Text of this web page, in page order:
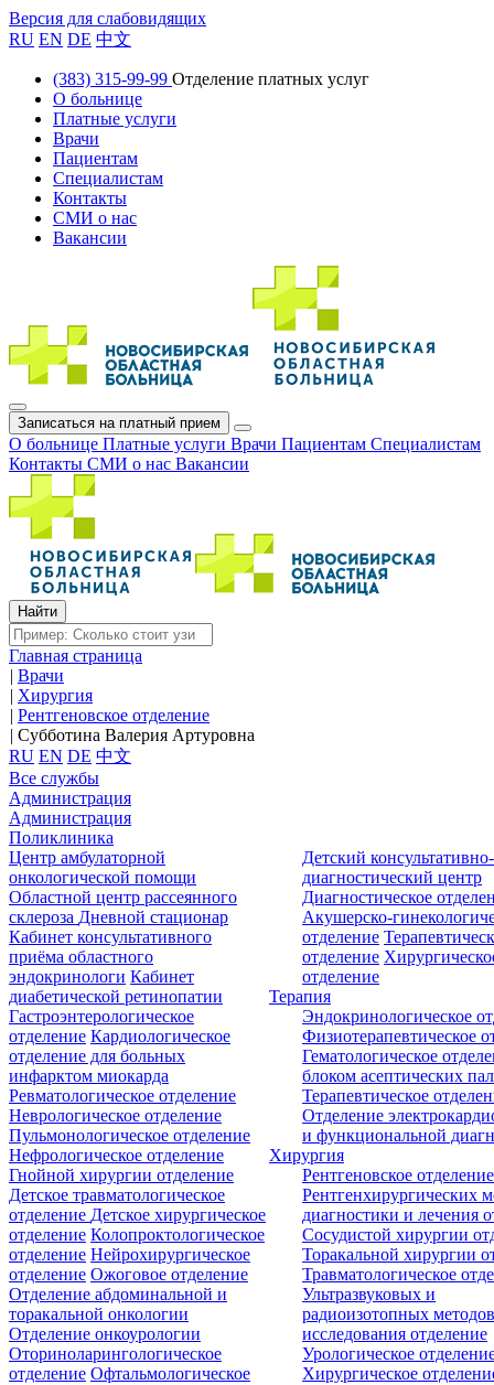
Версия для слабовидящих
RU EN DE 中文
(383) 315-99-99 Отделение платных услуг
О больнице
Платные услуги
Врачи
Пациентам
Специалистам
Контакты
СМИ о нас
Вакансии
Записаться на платный прием
О больнице Платные услуги Врачи Пациентам Специалистам
Контакты СМИ о нас Вакансии
Главная страница
| Врачи
| Хирургия
| Рентгеновское отделение
| Субботина Валерия Артуровна
RU EN DE 中文
Все службы
Администрация
Администрация
Поликлиника
Центр амбулаторной
онкологической помощи
Областной центр рассеянного
склероза Дневной стационар
Кабинет консультативного
приёма областного
эндокринологи Кабинет
диабетической ретинопатии
Детский консультативно-
диагностический центр
Диагностическое
Акушерско-
отделение
отделение
отделение
Терапия
Гастроэнтерологическое
отделение Кардиологическое
отделение для больных
инфарктом миокарда
Ревматологическое отделение
Неврологическое отделение
Пульмонологическое отделение
Нефрологическое отделение
Эндокринологическое
Физиотерапевтическое
Гематологическое
блоком асептических
Терапевтическое
Отделение
и функциональной
Хирургия
Гнойной хирургии отделение
Детское травматологическое
отделение Детское хирургическое
отделение Колопроктологическое
отделение Нейрохирургическое
отделение Ожоговое отделение
Отделение абдоминальной и
торакальной онкологии
Отделение онкоурологии
Оториноларингологическое
отделение Офтальмологическое
Рентгеновское отделение
Рентгенхирургических
диагностики и лечения
Сосудистой хирургии
Торакальной хирургии
Травматологическое
Ультразвуковых и
радиоизотопных
исследования отделение
Урологическое
Хирургическое